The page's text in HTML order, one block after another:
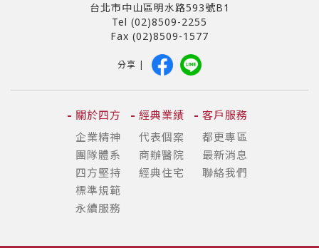
台北市中山區明水路593號B1
Tel (02)8509-2255
Fax (02)8509-1577
分享 |
關於四方
企業精神
團隊體系
四方堅持
標準規範
永續服務
經典業績
代表個案
商辦醫院
經典住宅
客戶服務
都更專區
最新消息
聯絡我們